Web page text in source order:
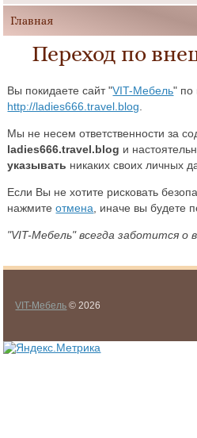
Переход по
Вы покидаете сайт "VIT-Мебель" по
http://ladies666.travel.blog
Мы не несем ответственности за
ladies666.travel.blog и
указывать никаких своих личных
Если Вы не хотите рисковать
нажмитеотмена , иначе вы
"VIT-Мебель" всегда заботится о
VIT-Мебель © 2026